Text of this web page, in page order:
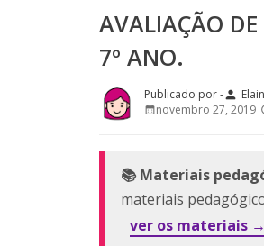
AVALIAÇÃO DE
7º ANO.
person
novembro 27, 2019
📚 Materiais
materiais
ver os materiais →